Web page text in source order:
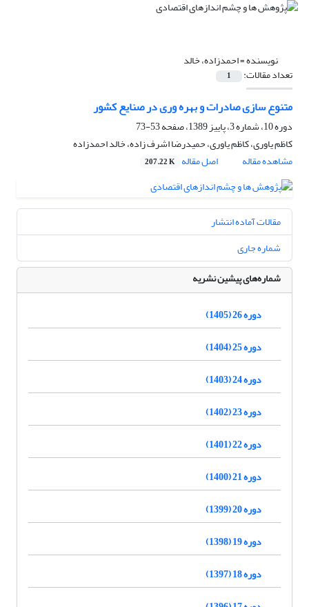
نویسنده =احمدزاده، خالد
تعداد مقالات: 1
متنوع سازی صادرات و بهره وری در صنایع کشور
دوره 10، شماره 3، پاییز 1389، صفحه
53-73
کاظم یاوری، کاظم یاوری، حمیدرضا اشرف زاده، خالد احمدزاده
مشاهده مقاله
اصل مقاله 207.22 K
مقالات آماده انتشار
شماره جاری
شماره‌های پیشین نشریه
دوره 26 (1405)
دوره 25 (1404)
دوره 24 (1403)
دوره 23 (1402)
دوره 22 (1401)
دوره 21 (1400)
دوره 20 (1399)
دوره 19 (1398)
دوره 18 (1397)